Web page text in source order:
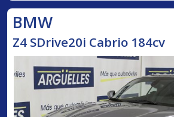
BMW
Z4 SDrive20i Cabrio 184cv